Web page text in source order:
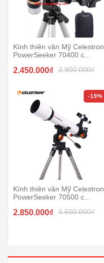
Kính thiên văn Mỹ Celestron
PowerSeeker 70400 c...
2.450.000₫ 2.900.000₫
-19%
Kính thiên văn Mỹ Celestron
PowerSeeker 70500 c...
2.850.000₫ 3.500.000₫